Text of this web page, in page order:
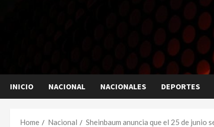
INICIO NACIONAL NACIONALES DEPORTES
Home Nacional Sheinbaum anuncia que el 25 de